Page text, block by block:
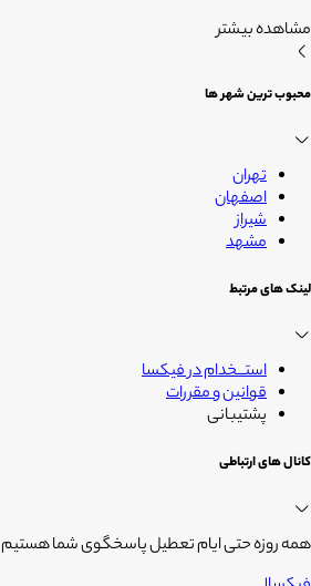
مشاهده بیشتر
محبوب ترین شهر ها
تهران
اصفهان
شیراز
مشهد
لینک های مرتبط
استــخدام در فیکسا
قوانین و مقررات
پشتیبانی
کانال های ارتباطی
همه روزه حتی ایام تعطیل پاسخگوی شما هستیم